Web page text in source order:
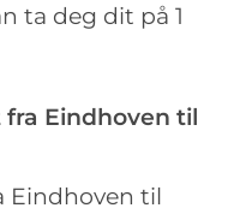
ta deg dit på 1
Eindhoven til
Eindhoven til